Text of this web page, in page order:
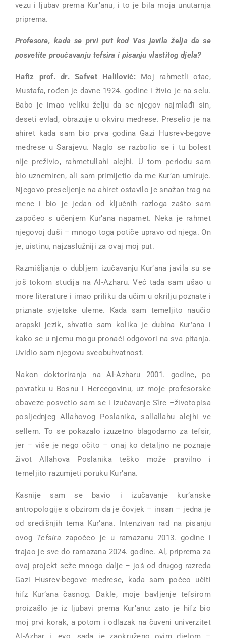
vezu i ljubav prema Kur’anu, i to je bila moja unutarnja
priprema.
Profesore, kada se prvi put kod Vas javila želja da se
posvetite proučavanju tefsira i pisanju vlastitog djela?
Hafiz prof. dr. Safvet Halilović: Moj rahmetli otac,
Mustafa, rođen je davne 1924. godine i živio je na selu.
Babo je imao veliku želju da se njegov najmlađi sin,
deseti evlad, obrazuje u okviru medrese. Preselio je na
ahiret kada sam bio prva godina Gazi Husrev-begove
medrese u Sarajevu. Naglo se razbolio se i tu bolest
nije preživio, rahmetullahi alejhi. U tom periodu sam
bio uznemiren, ali sam primijetio da me Kur’an umiruje.
Njegovo preseljenje na ahiret ostavilo je snažan trag na
mene i bio je jedan od ključnih razloga zašto sam
započeo s učenjem Kur’ana napamet. Neka je rahmet
njegovoj duši – mnogo toga potiče upravo od njega. On
je, uistinu, najzaslužniji za ovaj moj put.
Razmišljanja o dubljem izučavanju Kur’ana javila su se
još tokom studija na Al-Azharu. Već tada sam ušao u
more literature i imao priliku da učim u okrilju poznate i
priznate svjetske uleme. Kada sam temeljito naučio
arapski jezik, shvatio sam kolika je dubina Kur’ana i
kako se u njemu mogu pronaći odgovori na sva pitanja.
Uvidio sam njegovu sveobuhvatnost.
Nakon doktoriranja na Al-Azharu 2001. godine, po
povratku u Bosnu i Hercegovinu, uz moje profesorske
obaveze posvetio sam se i izučavanje Sîre –životopisa
posljednjeg Allahovog Poslanika, sallallahu alejhi ve
sellem. To se pokazalo izuzetno blagodarno za tefsir,
jer – više je nego očito – onaj ko detaljno ne poznaje
život Allahova Poslanika teško može pravilno i
temeljito razumjeti poruku Kur’ana.
Kasnije sam se bavio i izučavanje kur’anske
antropologije s obzirom da je čovjek – insan – jedna je
od središnjih tema Kur’ana. Intenzivan rad na pisanju
ovog Tefsira započeo je u ramazanu 2013. godine i
trajao je sve do ramazana 2024. godine. Al, priprema za
ovaj projekt seže mnogo dalje – još od drugog razreda
Gazi Husrev-begove medrese, kada sam počeo učiti
hifz Kur’ana časnog. Dakle, moje bavljenje tefsirom
proizašlo je iz ljubavi prema Kur’anu: zato je hifz bio
moj prvi korak, a potom i odlazak na čuveni univerzitet